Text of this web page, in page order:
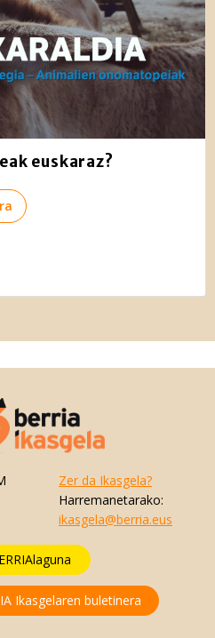
euskaraz?
Zer da Ikasgela?
Harremanetarako:
ikasgela@berria.eus
Ikasgelaren buletinera